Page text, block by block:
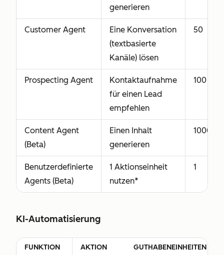
generieren
Customer Agent
Eine Konversation
(textbasierte
Kanäle) lösen
50
Prospecting Agent
Kontaktaufnahme
für einen Lead
empfehlen
100
Content Agent
(Beta)
Einen Inhalt
generieren
1000
Benutzerdefinierte
Agents (Beta)
1 Aktionseinheit
nutzen*
1
KI-Automatisierung
FUNKTION AKTION GUTHABENEINHEITEN